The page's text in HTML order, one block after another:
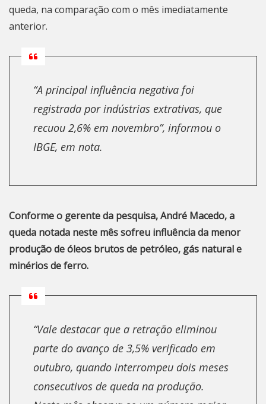
queda, na comparação com o mês imediatamente
anterior.
“A principal influência negativa foi
registrada por indústrias extrativas, que
recuou 2,6% em novembro”, informou o
IBGE, em nota.
Conforme o gerente da pesquisa, André Macedo, a
queda notada neste mês sofreu influência da menor
produção de óleos brutos de petróleo, gás natural e
minérios de ferro.
“Vale destacar que a retração eliminou
parte do avanço de 3,5% verificado em
outubro, quando interrompeu dois meses
consecutivos de queda na produção.